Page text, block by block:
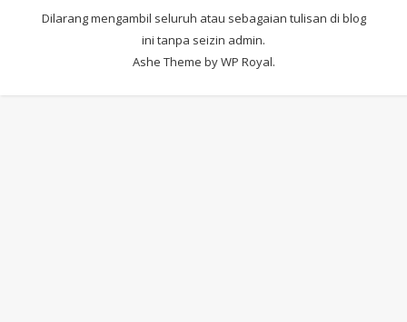
Dilarang mengambil seluruh atau sebagaian tulisan di blog
ini tanpa seizin admin.
Ashe Theme byWP Royal.